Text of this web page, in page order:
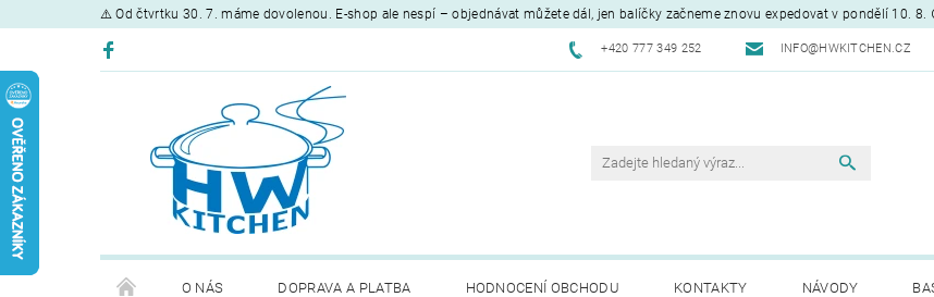
⚠️ Od čtvrtku 30. 7. máme dovolenou. E-shop ale nespí – objednávat můžete dál, jen balíčky začneme znovu expedovat v pondělí 10. 8.
+420 777 349 252 INFO@HWKITCHEN.CZ
O NÁS DOPRAVA A PLATBA HODNOCENÍ OBCHODU KONTAKTY NÁVODY